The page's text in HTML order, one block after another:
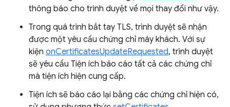
thông báo cho trình duyệt về mọi thay đổi như vậy.
Trong quá trình bắt tay TLS, trình duyệt sẽ nhận
được một yêu cầu chứng chỉ máy khách. Với sự
kiện onCertificatesUpdateRequested, trình duyệt
sẽ yêu cầu Tiện ích báo cáo tất cả các chứng chỉ
mà tiện ích hiện cung cấp.
Tiện ích sẽ báo cáo lại bằng các chứng chỉ hiện có,